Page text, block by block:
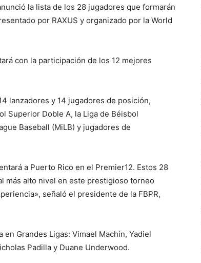
la lista de los 28 jugadores que formarán
por RAXUS y organizado por la World
con la participación de los 12 mejores
lanzadores y 14 jugadores de posición,
Superior Doble A, la Liga de Béisbol
Baseball (MiLB) y jugadores de
a Puerto Rico en el Premier12. Estos 28
más alto nivel en este prestigioso torneo
señaló el presidente de la FBPR,
Grandes Ligas: Vimael Machín, Yadiel
Padilla y Duane Underwood.